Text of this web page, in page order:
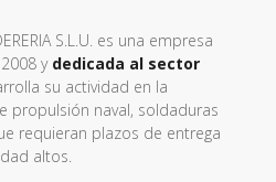
ingenieria inversa,
planos de fabricacion
S.L.U. es una empresa